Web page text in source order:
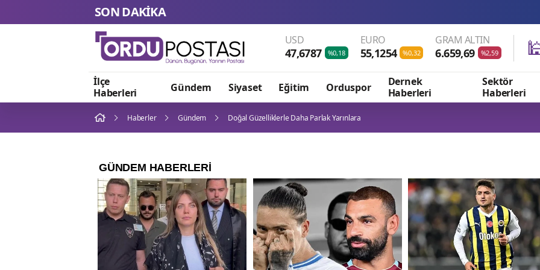
SON DAKİKA
USD
47,6787 %0,18
EURO
55,1254 %0,32
GRAM ALTIN
6.659,69 %2,59
İlçe
Haberleri
Gündem Siyaset Eğitim Orduspor
Dernek
Haberleri
Sektör
Haberleri
Haberler Gündem Doğal Güzelliklerle Daha Parlak Yarınlara